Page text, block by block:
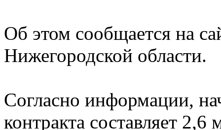
Об этом сообщается на
Нижегородской области.
Согласно информации,
контракта составляет